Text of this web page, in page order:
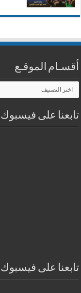
أقسـام الموقـع
أقسـام
الموقـع
تابعنا على فيسبوك
تابعنا على فيسبوك